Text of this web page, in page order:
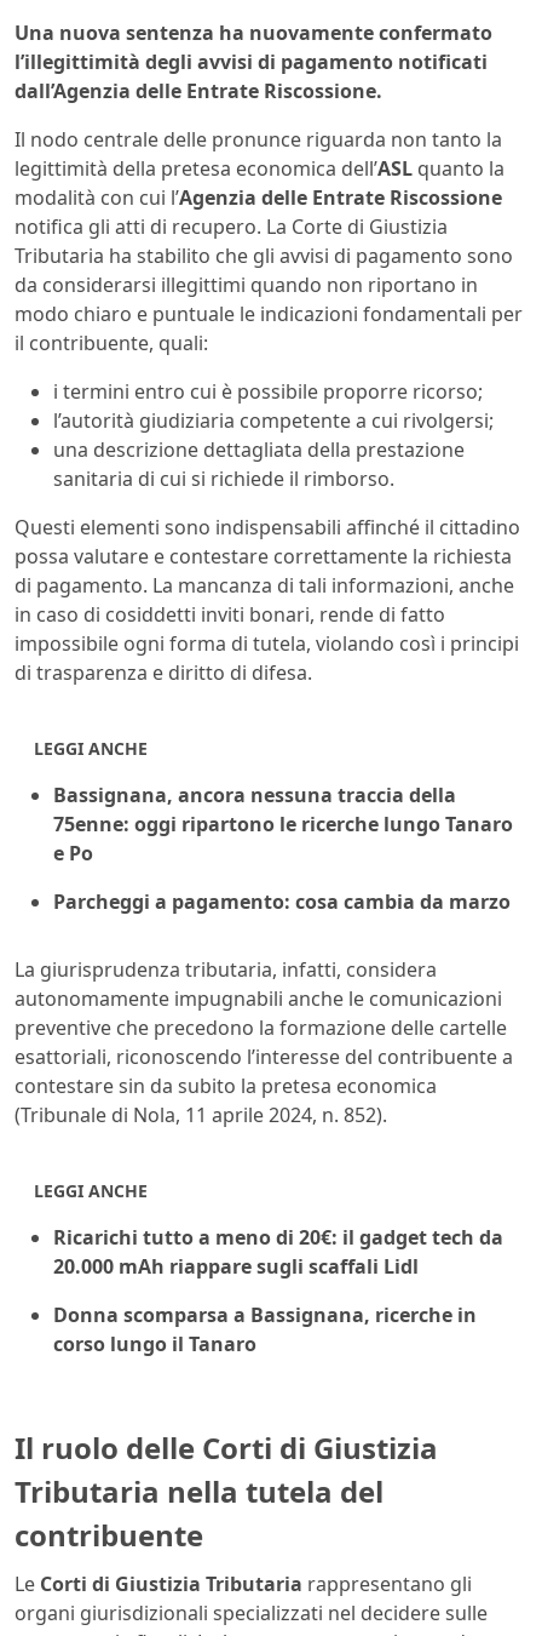
Una nuova sentenza ha nuovamente confermato
l’illegittimità degli avvisi di pagamento notificati
dall’Agenzia delle Entrate Riscossione.
Il nodo centrale delle pronunce riguarda non tanto la
legittimità della pretesa economica dell’ASL quanto la
modalità con cui l’Agenzia delle Entrate Riscossione
notifica gli atti di recupero. La Corte di Giustizia
Tributaria ha stabilito che gli avvisi di pagamento sono
da considerarsi illegittimi quando non riportano in
modo chiaro e puntuale le indicazioni fondamentali per
il contribuente, quali:
i termini entro cui è possibile proporre ricorso;
l’autorità giudiziaria competente a cui rivolgersi;
una descrizione dettagliata della prestazione
sanitaria di cui si richiede il rimborso.
Questi elementi sono indispensabili affinché il cittadino
possa valutare e contestare correttamente la richiesta
di pagamento. La mancanza di tali informazioni, anche
in caso di cosiddetti inviti bonari, rende di fatto
impossibile ogni forma di tutela, violando così i principi
di trasparenza e diritto di difesa.
LEGGI ANCHE
Bassignana, ancora nessuna traccia della
75enne: oggi ripartono le ricerche lungo Tanaro
e Po
Parcheggi a pagamento: cosa cambia da marzo
La giurisprudenza tributaria, infatti, considera
autonomamente impugnabili anche le comunicazioni
preventive che precedono la formazione delle cartelle
esattoriali, riconoscendo l’interesse del contribuente a
contestare sin da subito la pretesa economica
(Tribunale di Nola, 11 aprile 2024, n. 852).
LEGGI ANCHE
Ricarichi tutto a meno di 20€: il gadget tech da
20.000 mAh riappare sugli scaffali Lidl
Donna scomparsa a Bassignana, ricerche in
corso lungo il Tanaro
Il ruolo delle Corti di Giustizia
Tributaria nella tutela del
contribuente
Le Corti di Giustizia Tributaria rappresentano gli
organi giurisdizionali specializzati nel decidere sulle